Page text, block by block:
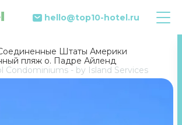
hello@top10-hotel.ru
Штаты Америки
пляж о. Падре Айленд
Condominiums - by Island Services